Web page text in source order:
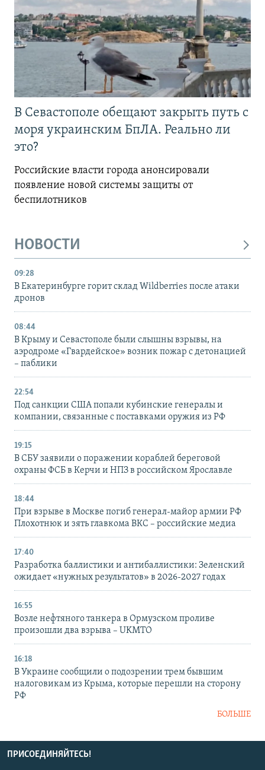
В Севастополе обещают закрыть путь с
моря украинским БпЛА. Реально ли
это?
Российские власти города анонсировали
появление новой системы защиты от
беспилотников
НОВОСТИ
09:28
В Екатеринбурге горит склад Wildberries после атаки
дронов
08:44
В Крыму и Севастополе были слышны взрывы, на
аэродроме «Гвардейское» возник пожар с детонацией
– паблики
22:54
Под санкции США попали кубинские генералы и
компании, связанные с поставками оружия из РФ
19:15
В СБУ заявили о поражении кораблей береговой
охраны ФСБ в Керчи и НПЗ в российском Ярославле
18:44
При взрыве в Москве погиб генерал-майор армии РФ
Плохотнюк и зять главкома ВКС – российские медиа
17:40
Разработка баллистики и антибаллистики: Зеленский
ожидает «нужных результатов» в 2026-2027 годах
16:55
Возле нефтяного танкера в Ормузском проливе
произошли два взрыва – UKMTO
16:18
В Украине сообщили о подозрении трем бывшим
налоговикам из Крыма, которые перешли на сторону
РФ
БОЛЬШЕ
ПРИСОЕДИНЯЙТЕСЬ!